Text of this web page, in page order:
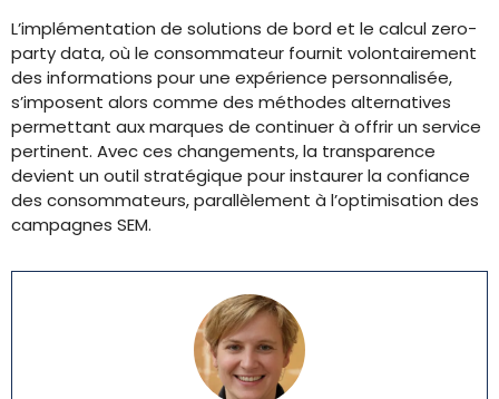
L’implémentation de solutions de bord et le calcul zero-
party data, où le consommateur fournit volontairement
des informations pour une expérience personnalisée,
s’imposent alors comme des méthodes alternatives
permettant aux marques de continuer à offrir un service
pertinent. Avec ces changements, la transparence
devient un outil stratégique pour instaurer la confiance
des consommateurs, parallèlement à l’optimisation des
campagnes SEM.